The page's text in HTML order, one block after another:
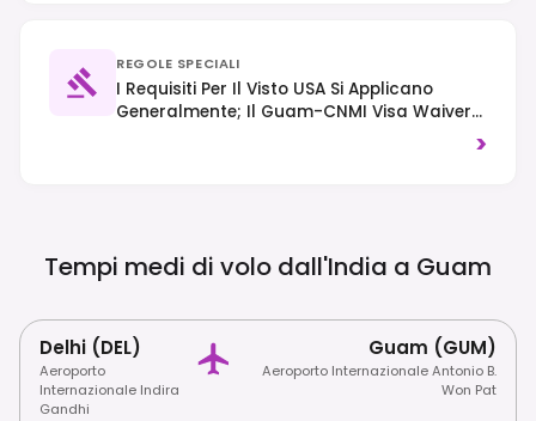
REGOLE SPECIALI
I Requisiti Per Il Visto USA Si Applicano
Generalmente; Il Guam-CNMI Visa Waiver
Program Consente L'ingresso Senza Visto Ai
Cittadini Di Paesi Specifici (ad Es. Giappone,>
Tempi medi di volo dall'India a Guam
Delhi (DEL)
Aeroporto
Internazionale Indira
Gandhi
Guam (GUM)
Aeroporto Internazionale Antonio B.
Won Pat